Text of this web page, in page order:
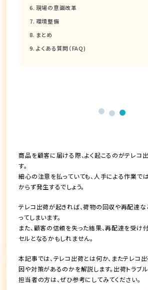
現場の意識改革
環境整備
まとめ
よくある質問（FAQ)
商品を顧客に届ける際、よく起こるのがテレコ
す。
細心の注意を払っていても、人手による作業で
からず発生するでしょう。
テレコ出荷が起きれば、荷物の回収や再配達
ってしまいます。
また、顧客の信頼を失った結果、再配達を受け
セルとなるかもしれません。
本記事では、テレコ出荷とは何か、またテレコ
因や対策があるのかを解説します。出荷トラブ
担当者の方は、ぜひ参考にしてみてください。